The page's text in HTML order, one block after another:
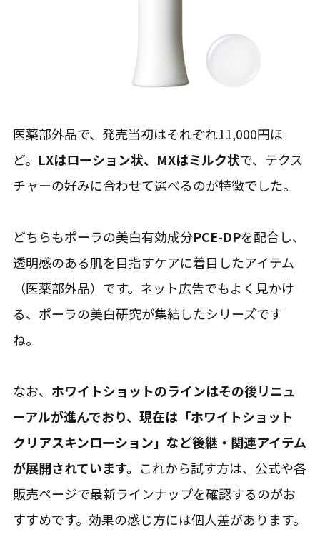
医薬部外品で、発売当初はそれぞれ11,000円ほ
ど。 LXはローション状、MXはミルク状で、テクス
チャーの好みに合わせて選べるのが特徴でした。
どちらもポーラの美白有効成分PCE-DPを配合し、
透明感のある肌を目指すケアに着目したアイテム
（医薬部外品）です。ネット広告でもよく見かけ
る、ポーラの美白研究が集結したシリーズです
ね。
なお、 ホワイトショットのラインはその後リニュ
ーアルが進んでおり、現在は「ホワイトショット
クリアスキンローション」など後継・関連アイテム
が展開されています。 これから試す方は、公式や各
販売ページで最新ラインナップを確認するのがお
すすめです。効果の感じ方には個人差があります。